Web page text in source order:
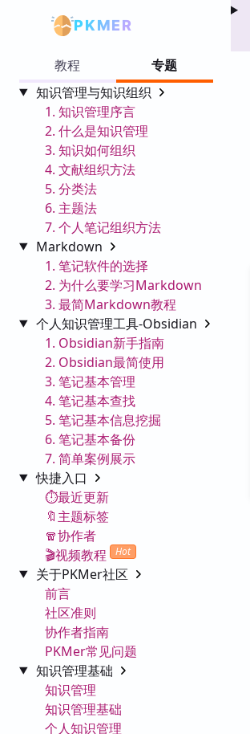
PKMER
教程
专题
知识管理与知识组织
1. 知识管理序言
2. 什么是知识管理
3. 知识如何组织
4. 文献组织方法
5. 分类法
6. 主题法
7. 个人笔记组织方法
Markdown
1. 笔记软件的选择
2. 为什么要学习Markdown
3. 最简Markdown教程
个人知识管理工具-Obsidian
1. Obsidian新手指南
2. Obsidian最简使用
3. 笔记基本管理
4. 笔记基本查找
5. 笔记基本信息挖掘
6. 笔记基本备份
7. 简单案例展示
快捷入口
⏱️最近更新
🔖主题标签
🧣协作者
🎬视频教程
Hot
关于PKMer社区
前言
社区准则
协作者指南
PKMer常见问题
知识管理基础
知识管理
知识管理基础
个人知识管理